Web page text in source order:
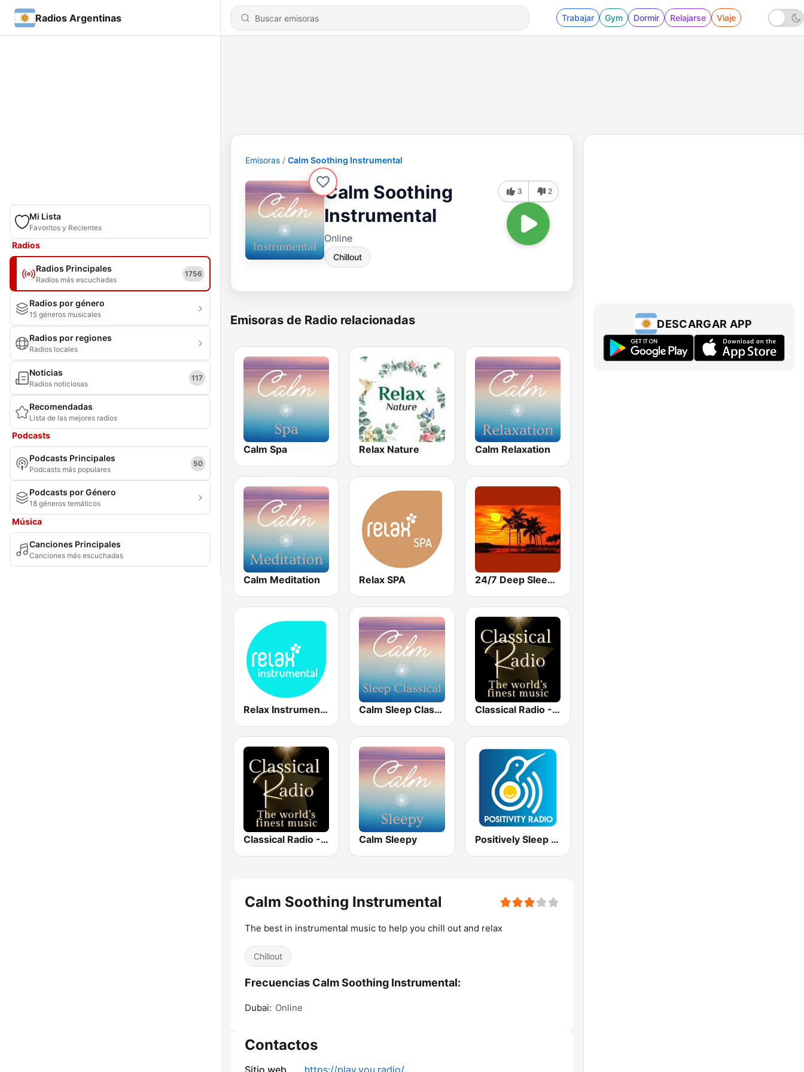
Radios Argentinas Trabajar Gym Dormir Relajarse Viaje
Mi Lista
Favoritos y Recientes
Radios
Radios Principales
Radios más escuchadas
1756
Radios por género
15 géneros musicales
Radios por regiones
Radios locales
Noticias
Radios noticiosas
117
Recomendadas
Lista de las mejores radios
Podcasts
Podcasts Principales
Podcasts más populares
50
Podcasts por Género
18 géneros temáticos
Música
Canciones Principales
Canciones más escuchadas
Emisoras Calm Soothing Instrumental
Calm Soothing
Instrumental
Online
Chillout
3 2
Emisoras de Radio relacionadas
Calm Spa Relax Nature Calm Relaxation
Calm Meditation Relax SPA 24/7 Deep Sleep Music Relaxing Music Insomnia Sleep Relaxing Music Study Sleep Meditation
Relax Instrumental Calm Sleep Classical Classical Radio - Sleep
Classical Radio - Calm Calm Sleepy Positively Sleep Relax
Calm Soothing Instrumental
The best in instrumental music to help you chill out and relax
Chillout
Frecuencias Calm Soothing Instrumental:
Dubai: Online
Contactos
DESCARGAR APP